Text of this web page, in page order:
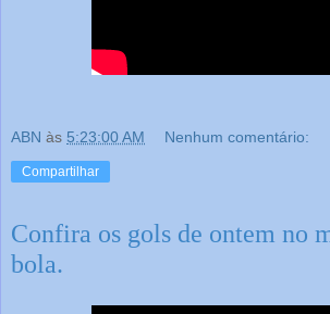
ABN às 5:23:00 AM Nenhum comentário:
Compartilhar
Confira os gols de ontem no
bola.